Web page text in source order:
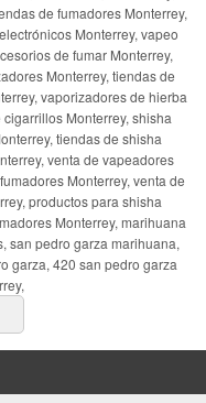
de fumadores Monterrey,
Monterrey, vapeo
de fumar Monterrey,
Monterrey, tiendas de
vaporizadores de hierba
Monterrey, shisha
tiendas de shisha
venta de vapeadores
Monterrey, venta de
productos para shisha
Monterrey, marihuana
san pedro garza marihuana,
garza, 420 san pedro garza